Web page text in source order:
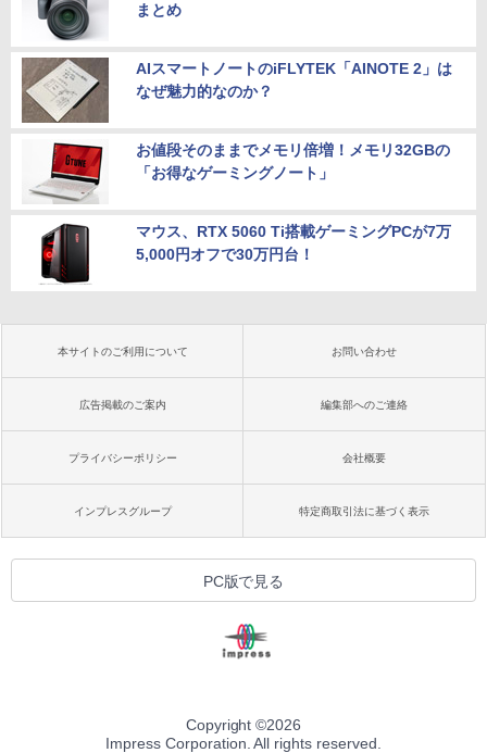
まとめ
AIスマートノートのiFLYTEK「AINOTE 2」は
なぜ魅力的なのか？
お値段そのままでメモリ倍増！メモリ32GBの
「お得なゲーミングノート」
マウス、RTX 5060 Ti搭載ゲーミングPCが7万
5,000円オフで30万円台！
本サイトのご利用について お問い合わせ
広告掲載のご案内 編集部へのご連絡
プライバシーポリシー 会社概要
インプレスグループ 特定商取引法に基づく表示
PC版で見る
Copyright ©2026
Impress Corporation. All rights reserved.